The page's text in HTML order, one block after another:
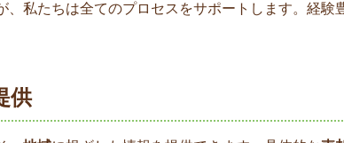
、私たちは全てのプロセスをサポートします。経験
供